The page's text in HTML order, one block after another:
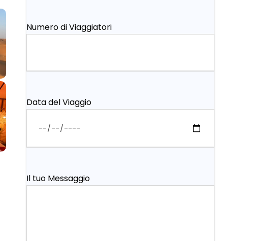
Numero di Viaggiatori
Data del Viaggio
Il tuo Messaggio